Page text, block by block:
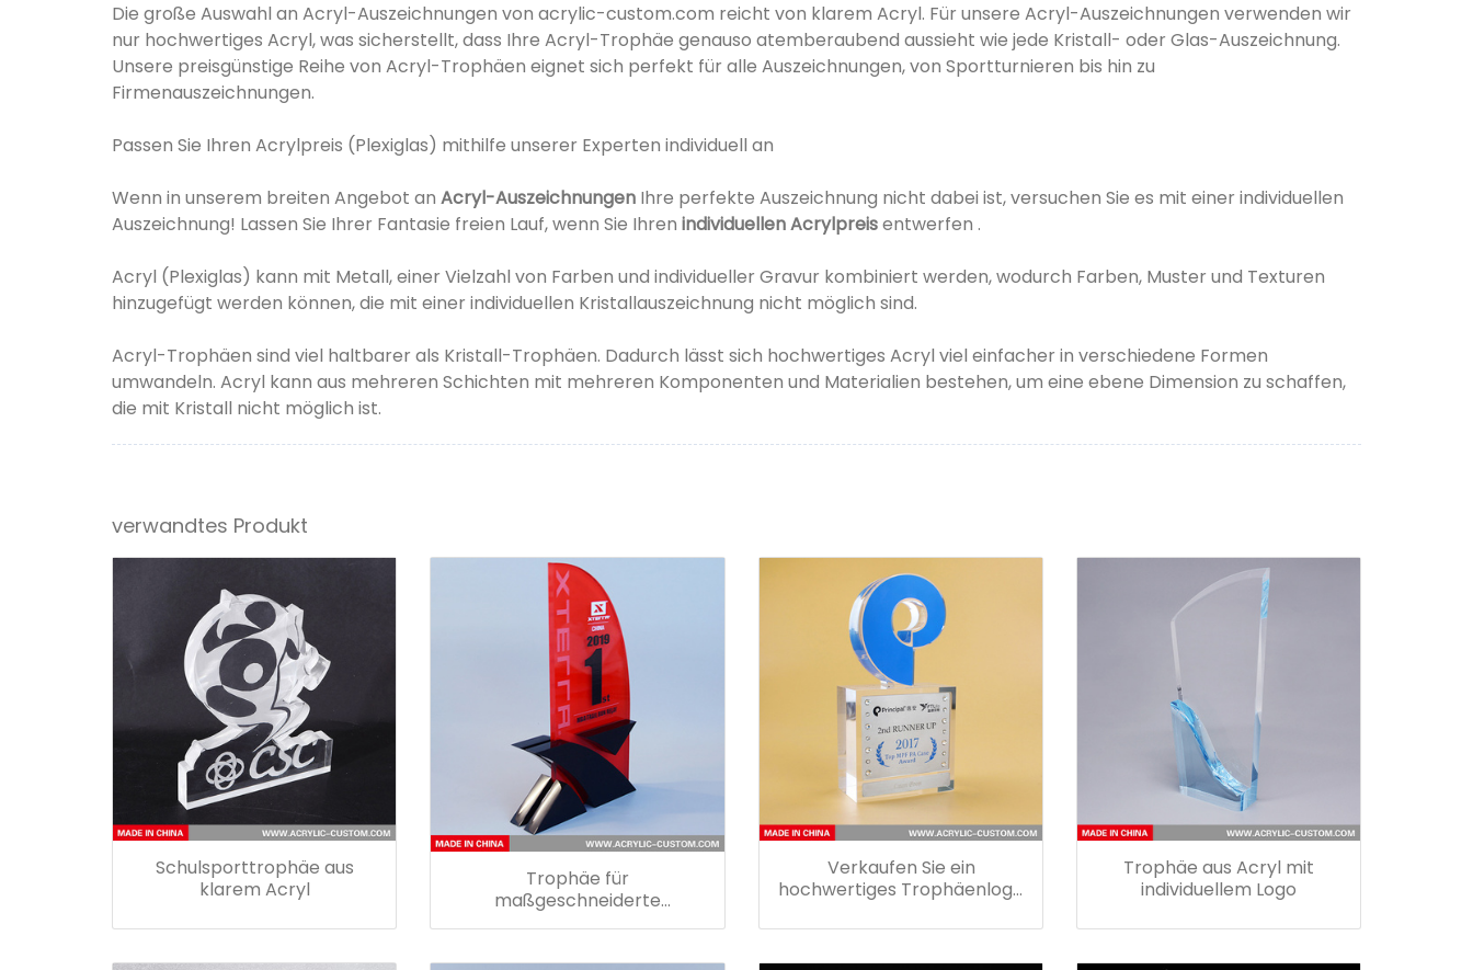
Die große Auswahl an Acryl-Auszeichnungen von acrylic-custom.com reicht von klarem Acryl. Für unsere Acryl-Auszeichnungen verwenden wir
nur hochwertiges Acryl, was sicherstellt, dass Ihre Acryl-Trophäe genauso atemberaubend aussieht wie jede Kristall- oder Glas-Auszeichnung.
Unsere preisgünstige Reihe von Acryl-Trophäen eignet sich perfekt für alle Auszeichnungen, von Sportturnieren bis hin zu
Firmenauszeichnungen.
Passen Sie Ihren Acrylpreis (Plexiglas) mithilfe unserer Experten individuell an
Wenn in unserem breiten Angebot an Acryl-Auszeichnungen Ihre perfekte Auszeichnung nicht dabei ist, versuchen Sie es mit einer individuellen
Auszeichnung! Lassen Sie Ihrer Fantasie freien Lauf, wenn Sie Ihren individuellen Acrylpreisentwerfen .
Acryl (Plexiglas) kann mit Metall, einer Vielzahl von Farben und individueller Gravur kombiniert werden, wodurch Farben, Muster und Texturen
hinzugefügt werden können, die mit einer individuellen Kristallauszeichnung nicht möglich sind.
Acryl-Trophäen sind viel haltbarer als Kristall-Trophäen. Dadurch lässt sich hochwertiges Acryl viel einfacher in verschiedene Formen
umwandeln. Acryl kann aus mehreren Schichten mit mehreren Komponenten und Materialien bestehen, um eine ebene Dimension zu schaffen,
die mit Kristall nicht möglich ist.
verwandtes Produkt
Schulsporttrophäe aus
klarem Acryl
Trophäe für
maßgeschneiderte
Unternehmensdienstleistungen
Verkaufen Sie ein
hochwertiges Trophäenlogo
Trophäe aus Acryl mit
individuellem Logo